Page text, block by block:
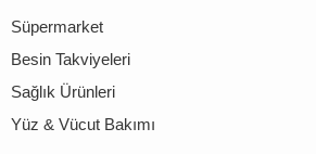
Süpermarket
Besin Takviyeleri
Sağlık Ürünleri
Yüz & Vücut Bakımı